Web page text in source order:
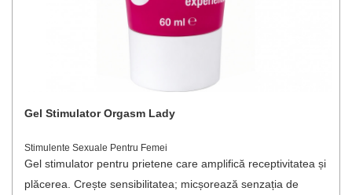
Gel Stimulator Orgasm Lady
Stimulente Sexuale Pentru Femei
Gel stimulator pentru prietene care amplifică receptivitatea și
plăcerea. Crește sensibilitatea; micșorează senzația de